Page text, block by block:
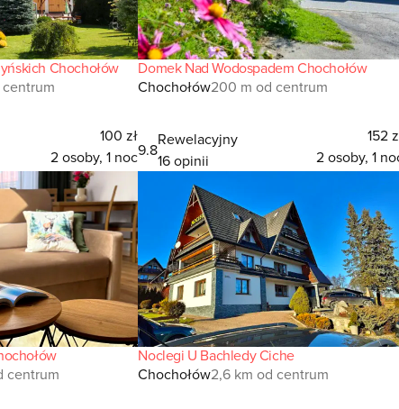
Chochołów
centrum
100 zł
2 osoby, 1 noc
Domek Nad Wodospadem Chochołów
Chochołów200 m od centrum
9.8
Rewelacyjny
16 opinii
152
2 osoby, 1
centrum
Noclegi U Bachledy Ciche
Chochołów2,6 km od centrum